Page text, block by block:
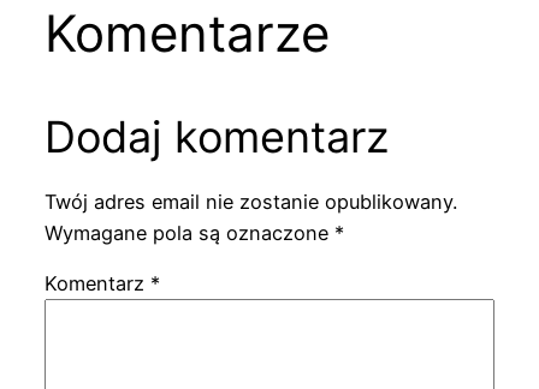
Komentarze
Dodaj komentarz
Twój adres email nie zostanie opublikowany.
Wymagane pola są oznaczone *
Komentarz *